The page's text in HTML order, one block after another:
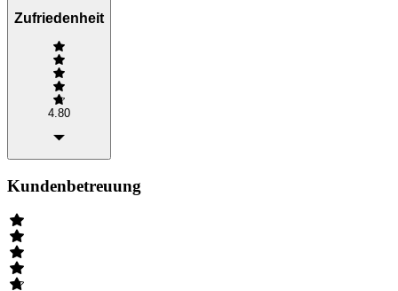
Zufriedenheit
4.80
Kundenbetreuung